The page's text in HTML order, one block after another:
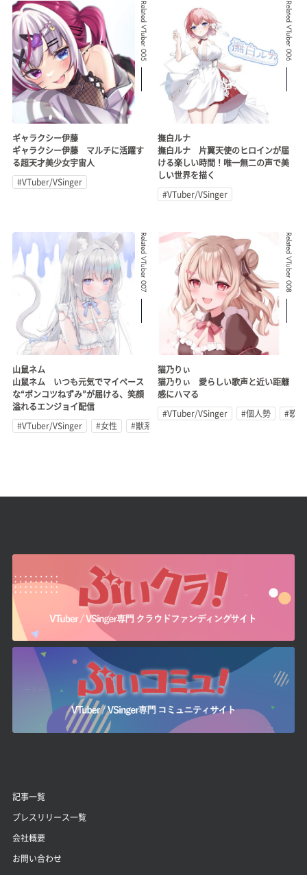
Related VTuber 005
ギャラクシー伊藤
ギャラクシー伊藤 マルチに活躍す
る超天才美少女宇宙人
#VTuber/VSinger
Related VTuber 006
撫白ルナ
撫白ルナ 片翼天使のヒロインが届
ける楽しい時間！唯一無二の声で美
しい世界を描く
#VTuber/VSinger
Related VTuber 007
山鼠ネム
山鼠ネム いつも元気でマイペース
な“ポンコツねずみ”が届ける、笑顔
溢れるエンジョイ配信
#VTuber/VSinger
#女性 #獣系
Related VTuber 008
猫乃りぃ
猫乃りぃ 愛らしい歌声と近い距離
感にハマる
#VTuber/VSinger
#個人勢 #歌
記事一覧
プレスリリース一覧
会社概要
お問い合わせ